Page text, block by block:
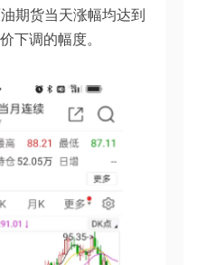
期货当天涨幅均达到
下调的幅度。